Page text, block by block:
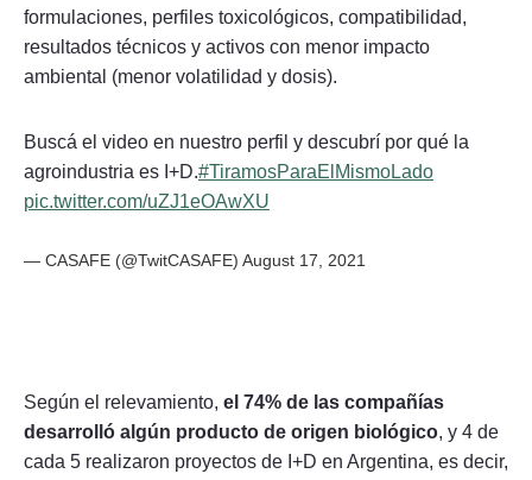
formulaciones, perfiles toxicológicos, compatibilidad,
resultados técnicos y activos con menor impacto
ambiental (menor volatilidad y dosis).
Buscá el video en nuestro perfil y descubrí por qué la
agroindustria es I+D.#TiramosParaElMismoLado
pic.twitter.com/uZJ1eOAwXU
— CASAFE (@TwitCASAFE) August 17, 2021
Según el relevamiento, el 74% de las compañías
desarrolló algún producto de origen biológico, y 4 de
cada 5 realizaron proyectos de I+D en Argentina, es decir,